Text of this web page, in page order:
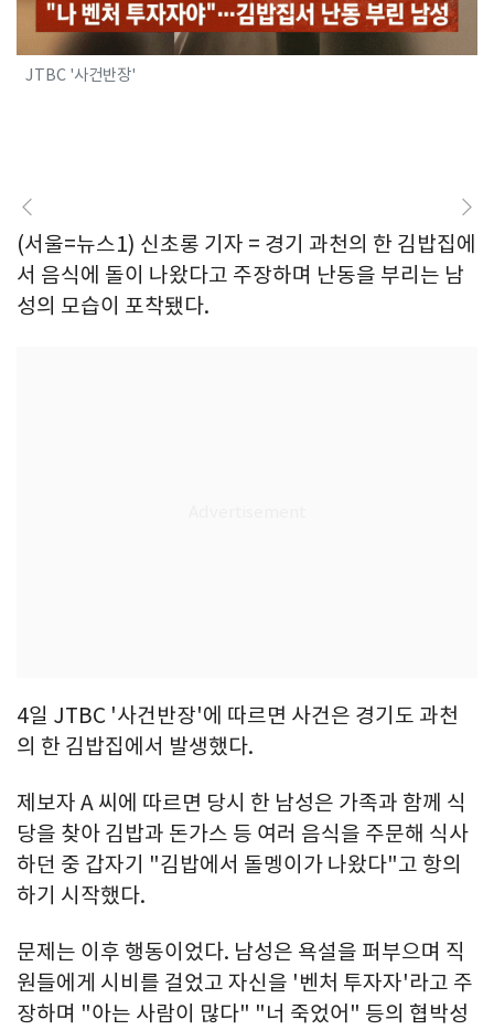
JTBC '사건반장'
(서울=뉴스1) 신초롱 기자 = 경기 과천의 한 김밥집에
서 음식에 돌이 나왔다고 주장하며 난동을 부리는 남
성의 모습이 포착됐다.
4일 JTBC '사건반장'에 따르면 사건은 경기도 과천
의 한 김밥집에서 발생했다.
제보자 A 씨에 따르면 당시 한 남성은 가족과 함께 식
당을 찾아 김밥과 돈가스 등 여러 음식을 주문해 식사
하던 중 갑자기 "김밥에서 돌멩이가 나왔다"고 항의
하기 시작했다.
문제는 이후 행동이었다. 남성은 욕설을 퍼부으며 직
원들에게 시비를 걸었고 자신을 '벤처 투자자'라고 주
장하며 "아는 사람이 많다" "너 죽었어" 등의 협박성